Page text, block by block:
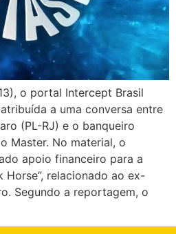
o portal Intercept Brasil
a uma conversa entre
(PL-RJ) e o banqueiro
Master. No material, o
apoio financeiro para a
Horse”, relacionado ao ex-
Segundo a reportagem, o